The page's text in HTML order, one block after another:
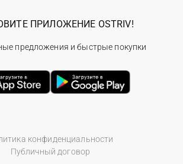
конфиденциальности
Публичный договор
ПРИЛОЖЕНИЕ OSTRIV!
предложения и быстрые покупки